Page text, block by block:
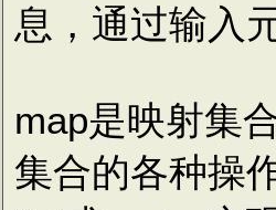
息，通过输入
map是映射集
集合的各种操